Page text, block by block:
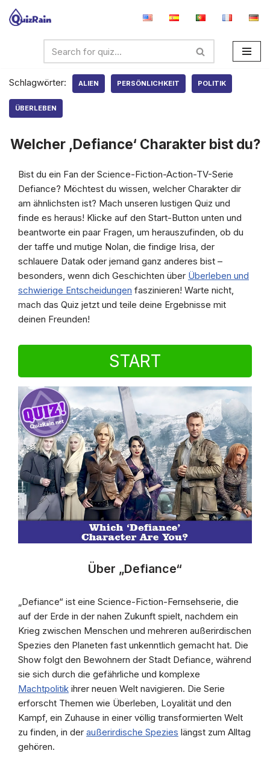
springen
Schlagwörter:
ALIEN PERSÖNLICHKEIT POLITIK
ÜBERLEBEN
Welcher ‚Defiance‘ Charakter bist du?
Bist du ein Fan der Science-Fiction-Action-TV-Serie
Defiance? Möchtest du wissen, welcher Charakter dir
am ähnlichsten ist? Mach unseren lustigen Quiz und
finde es heraus! Klicke auf den Start-Button unten und
beantworte ein paar Fragen, um herauszufinden, ob du
der taffe und mutige Nolan, die findige Irisa, der
schlauere Datak oder jemand ganz anderes bist –
besonders, wenn dich Geschichten über Überleben und
schwierige Entscheidungen faszinieren! Warte nicht,
mach das Quiz jetzt und teile deine Ergebnisse mit
deinen Freunden!
START
Über „Defiance“
„Defiance“ ist eine Science-Fiction-Fernsehserie, die
auf der Erde in der nahen Zukunft spielt, nachdem ein
Krieg zwischen Menschen und mehreren außerirdischen
Spezies den Planeten fast unkenntlich gemacht hat. Die
Show folgt den Bewohnern der Stadt Defiance, während
sie sich durch die gefährliche und komplexe
Machtpolitik ihrer neuen Welt navigieren. Die Serie
erforscht Themen wie Überleben, Loyalität und den
Kampf, ein Zuhause in einer völlig transformierten Welt
zu finden, in der außerirdische Spezies längst zum Alltag
gehören.